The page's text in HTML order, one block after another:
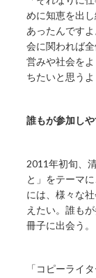
めに知恵を出
あったんです
会に関われば
営みや社会を
ちたいと思うよ
誰もが参加し
2011年初旬、
と」をテーマ
には、様々な
えたい。誰も
冊子に出会う。
「コピーライ